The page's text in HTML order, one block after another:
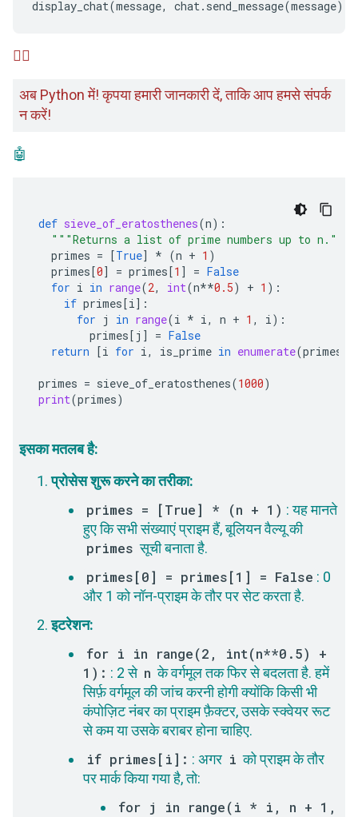
🙋‍♂️
अब Python में! कृपया हमारी जानकारी दें, ताकि आप हमसे संपर्क
न करें!
🤖
def sieve_of_eratosthenes(n):
"""Returns a list of prime numbers up to n."""
primes = [True] * (n + 1 )
primes[0] = primes[1 ] = False
for i in range(2, int(n**0.5) + 1 ):
if primes[i]:
for j in range(i * i, n + 1 , i):
primes[ j ] = False
return [i for i, is_prime in enumerate(primes
primes = sieve_of_eratosthenes(1000)
print(primes)
इसका मतलब है:
प्रोसेस शुरू करने का तरीका:
primes = [True] * (n + 1) : यह मानते
हुए कि सभी संख्याएं प्राइम हैं, बूलियन वैल्यू की
primes सूची बनाता है.
primes[0] = primes[1] = False : 0
और 1 को नॉन-प्राइम के तौर पर सेट करता है.
इटरेशन:
for i in range(2, int(n**0.5) +
1): : 2 से n के वर्गमूल तक फिर से बदलता है. हमें
सिर्फ़ वर्गमूल की जांच करनी होगी क्योंकि किसी भी
कंपोज़िट नंबर का प्राइम फ़ैक्टर, उसके स्क्वेयर रूट
से कम या उसके बराबर होना चाहिए.
if primes[i]: : अगर i को प्राइम के तौर
पर मार्क किया गया है, तो:
for j in range(i * i, n + 1,